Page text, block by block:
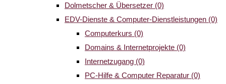
Dolmetscher & Übersetzer (0)
EDV-Dienste & Computer-Dienstleistungen (0)
Computerkurs (0)
Domains & Internetprojekte (0)
Internetzugang (0)
PC-Hilfe & Computer Reparatur (0)